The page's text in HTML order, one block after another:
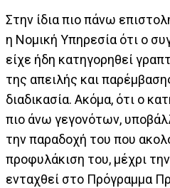
Στην ίδια πιο πάνω
η Νομική Υπηρεσία ότι ο
είχε ήδη κατηγορηθεί
της απειλής και
διαδικασία. Ακόμα, ότι ο
πιο άνω γεγονότων,
την παραδοχή του που
προφυλάκιση του, μέχρι
ενταχθεί στο Πρόγραμμα